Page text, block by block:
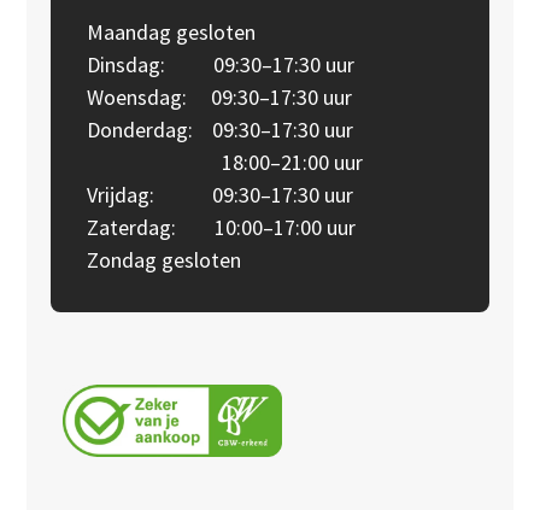
Maandag gesloten
Dinsdag: 09:30–17:30 uur
Woensdag: 09:30–17:30 uur
Donderdag: 09:30–17:30 uur
18:00–21:00 uur
Vrijdag: 09:30–17:30 uur
Zaterdag: 10:00–17:00 uur
Zondag gesloten